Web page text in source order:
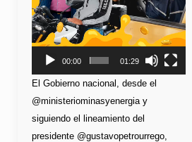
00:00 01:29
El Gobierno nacional, desde el
@ministeriominasyenergia y
siguiendo el lineamiento del
presidente @gustavopetrourrego,